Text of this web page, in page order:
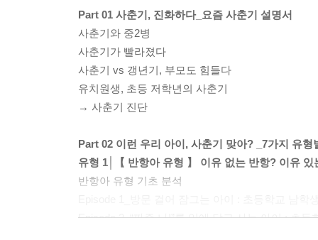
Part 01 사춘기, 진화하다_요즘 사춘기 설명서
사춘기와 중2병
사춘기가 빨라졌다
사춘기 vs 갱년기, 부모도 힘들다
유치원생, 초등 저학년의 사춘기
→ 사춘기 진단
Part 02 이런 우리 아이, 사춘기 맞아? _7가지 유형
유형 1│【 반항아 유형 】 이유 없는 반항? 이유 있
반항아 유형 기초 분석
Episode 2_“짜증 나!”를 입에 달고 사는 아이 : 초등